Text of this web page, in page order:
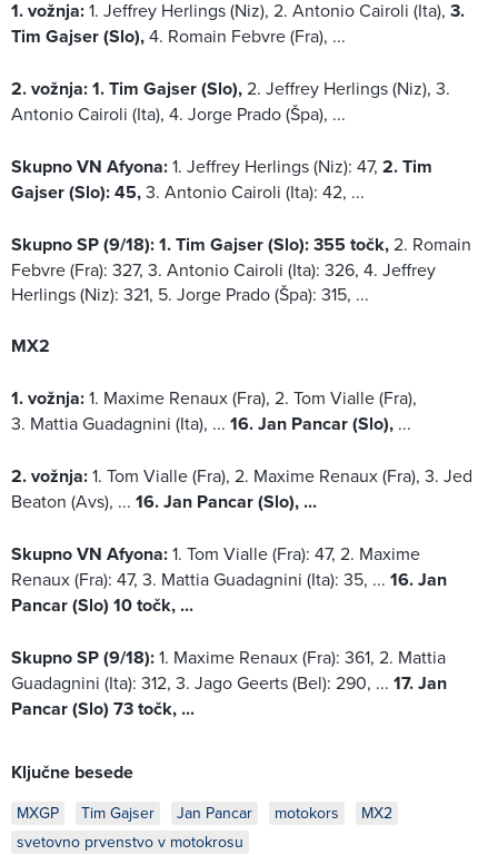
1. vožnja:1. Jeffrey Herlings (Niz), 2. Antonio Cairoli (Ita), 3.
Tim Gajser (Slo),4. Romain Febvre (Fra), ...
2. vožnja: 1. Tim Gajser (Slo),2. Jeffrey Herlings (Niz), 3.
Antonio Cairoli (Ita), 4. Jorge Prado (Špa), ...
Skupno VN Afyona:1. Jeffrey Herlings (Niz): 47, 2. Tim
Gajser (Slo): 45,3. Antonio Cairoli (Ita): 42, ...
Skupno SP (9/18):1. Tim Gajser (Slo): 355 točk,2. Romain
Febvre (Fra): 327, 3. Antonio Cairoli (Ita): 326, 4. Jeffrey
Herlings (Niz): 321, 5. Jorge Prado (Špa): 315, ...
MX2
1. vožnja:1. Maxime Renaux (Fra), 2. Tom Vialle (Fra),
3. Mattia Guadagnini (Ita), ... 16. Jan Pancar (Slo), ...
2. vožnja:1. Tom Vialle (Fra), 2. Maxime Renaux (Fra), 3. Jed
Beaton (Avs), ... 16. Jan Pancar (Slo), ...
Skupno VN Afyona:1. Tom Vialle (Fra): 47, 2. Maxime
Renaux (Fra): 47, 3. Mattia Guadagnini (Ita): 35, ... 16. Jan
Pancar (Slo) 10 točk, ...
Skupno SP (9/18):1. Maxime Renaux (Fra): 361, 2. Mattia
Guadagnini (Ita): 312, 3. Jago Geerts (Bel): 290, ... 17. Jan
Pancar (Slo) 73 točk, ...
Ključne besede
MXGP Tim Gajser Jan Pancar motokors
MX2
svetovno prvenstvo v motokrosu